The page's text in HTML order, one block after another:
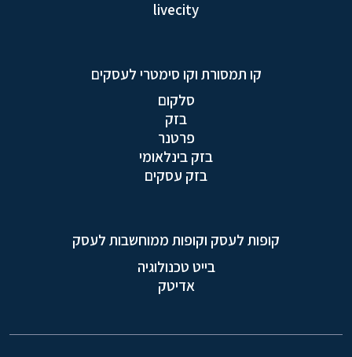
livecity
קו תמסורת וקו סימטרי לעסקים
סלקום
בזק
פרטנר
בזק בינלאומי
בזק עסקים
קופות לעסק וקופות ממוחשבות לעסק
בייט טכנולוגיה
אדיטק